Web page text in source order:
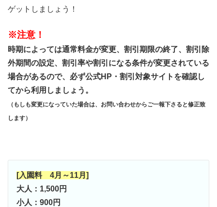
ゲットしましょう！
※注意！
時期によっては通常料金が変更、割引期限の終了、割引除
外期間の設定、割引率や割引になる条件が変更されている
場合があるので、必ず公式HP・割引対象サイトを確認し
てから利用しましょう。
（もしも変更になっていた場合は、お問い合わせからご一報下さると修正致
します）
[入園料 4月～11月]
大人：1,500円
小人：900円